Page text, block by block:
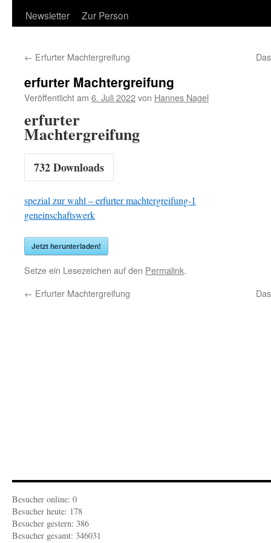
Newsletter
Zur Person
← Erfurter Machtergreifung
erfurter Machtergreifung
Veröffentlicht am 6. Juli 2022von Hannes Nagel
erfurter
Machtergreifung
732Downloads
spezial zur wahl – erfurter machtergreifung-1
geneinschaftswerk
Jetzt herunterladen!
Setze ein Lesezeichen auf den Permalink.
← Erfurter Machtergreifung
Besucher online: 0
Besucher heute: 178
Besucher gestern: 386
Besucher gesamt: 346031